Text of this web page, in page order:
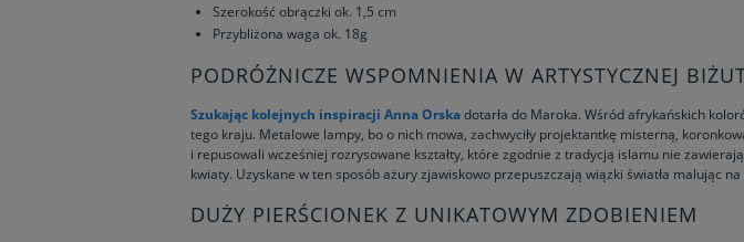
Szerokość obrączki ok. 1,5 cm
Przybliżona waga ok. 18g
PODRÓŻNICZE WSPOMNIENIA W ARTYSTYCZNEJ
Szukając kolejnych inspiracji Anna Orskadotarła do Maroka. Wśród afrykańskich
tego kraju. Metalowe lampy, bo o nich mowa, zachwyciły projektantkę misterną,
i repusowali wcześniej rozrysowane kształty, które zgodnie z tradycją islamu nie
kwiaty. Uzyskane w ten sposób ażury zjawiskowo przepuszczają wiązki światła malując
DUŻY PIERŚCIONEK Z UNIKATOWYM ZDOBIENIEM